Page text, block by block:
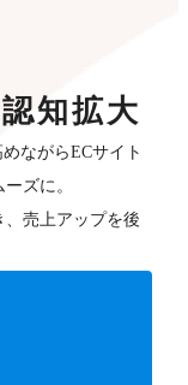
知拡大
ながらECサイト
ズに。
売上アップを後